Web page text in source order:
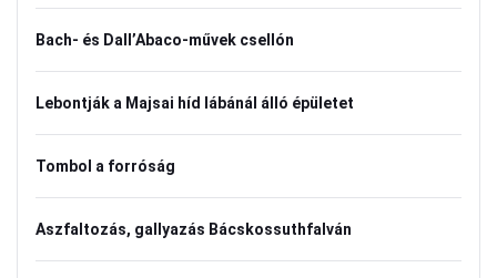
Bach- és Dall’Abaco-művek csellón
Lebontják a Majsai híd lábánál álló épületet
Tombol a forróság
Aszfaltozás, gallyazás Bácskossuthfalván